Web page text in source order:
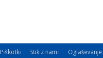
Piškotki Stik z nami Oglaševanje